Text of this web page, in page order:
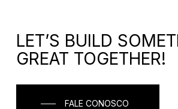
LET’S BUILD
GREAT TOGETHER!
FALE CONOSCO